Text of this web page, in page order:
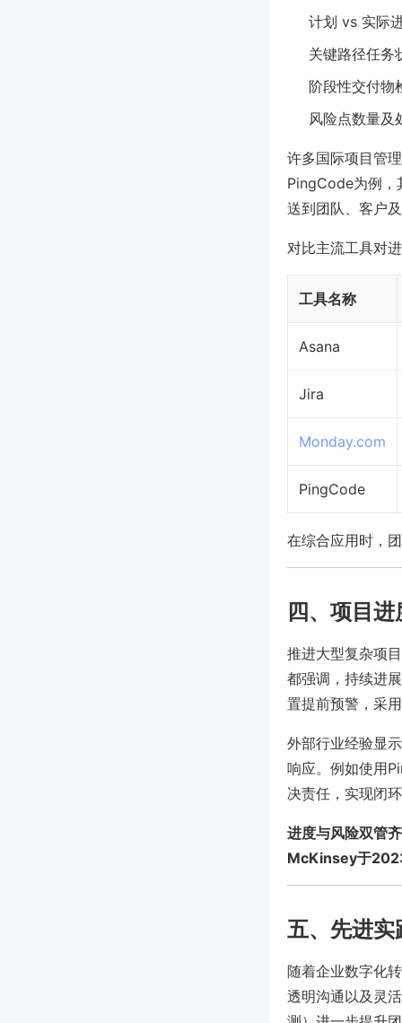
计划 vs 实际
关键路径任务
阶段性交付物
风险点数量及
许多国际项目管
PingCode为例，
送到团队、客户
对比主流工具对
工具名称
Asana
Jira
Monday.com
PingCode
在综合应用时，
四、项目
推进大型复杂项
都强调，持续进
置提前预警，采
外部行业经验显
响应。例如使用
决责任，实现闭
进度与风险双管
McKinsey于
五、先进实
随着企业数字化
透明沟通以及灵